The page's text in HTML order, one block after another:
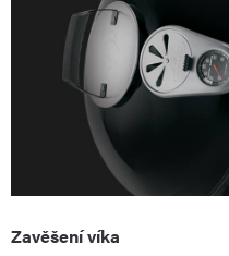
Zavěšení víka